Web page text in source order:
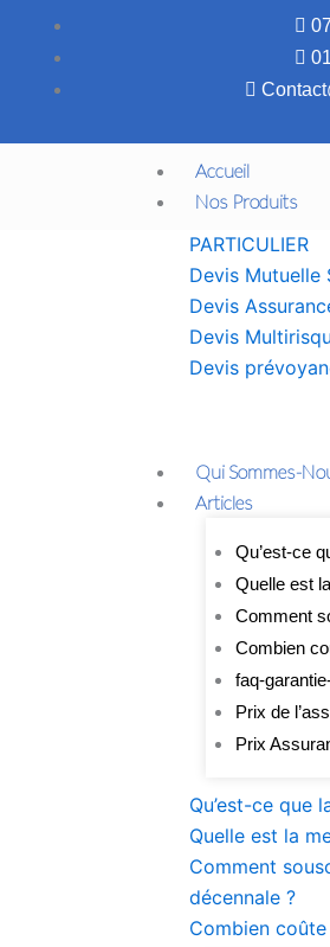
Accueil
Nos Produits
PARTICULIER
Devis Mutuelle
Devis
Devis
Devis
Qui Sommes-
Articles
Qu’est-ce
Quelle est
Comment
Combien
faq-
Prix de
Prix
Qu’est-ce que
Quelle est la
Comment
décennale ?
Combien